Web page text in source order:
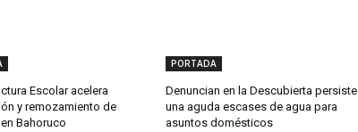
Escolar acelera
y remozamiento de
Bahoruco
PORTADA
Denuncian en la Descubierta persiste
una aguda escases de agua para
asuntos domésticos